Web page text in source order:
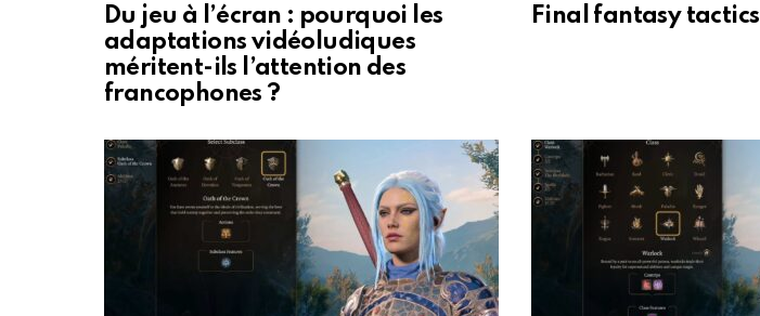
Du jeu à l’écran : pourquoi les
adaptations vidéoludiques
méritent-ils l’attention des
francophones ?
Final fantasy tactics